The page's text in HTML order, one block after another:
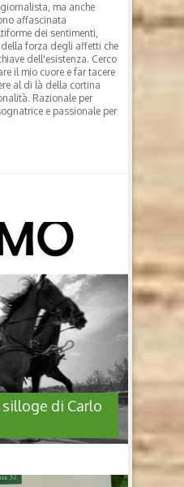
ma anche
affascinata
dei sentimenti,
forza degli affetti che
dell'esistenza. Cerco
il mio cuore e far tacere
al di là della cortina
Razionale per
e passionale per
di Carlo